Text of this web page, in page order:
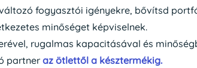
fogyasztói igényekre, bővítsd
minőséget képviselnek.
rugalmas kapacitásával és
partneraz ötlettől a késztermékig.